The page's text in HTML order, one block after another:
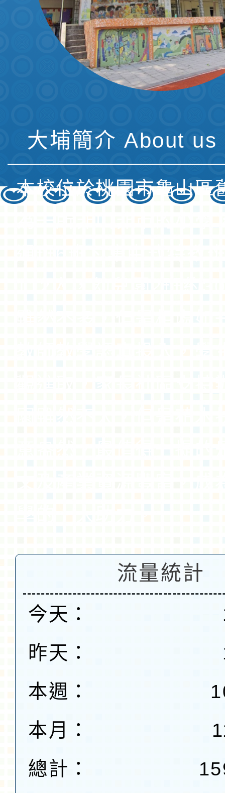
大埔簡介 About us
本校位於桃園市龜山區
流量統計
今天：
昨天：
本週：
本月：
總計：